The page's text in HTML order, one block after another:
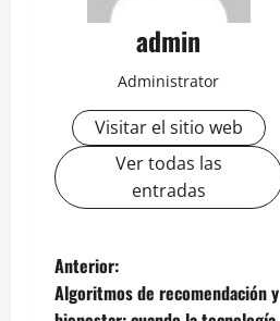
admin
Administrator
Visitar el sitio web
Ver todas las
entradas
N
Anterior:
Algoritmos de recomendación y